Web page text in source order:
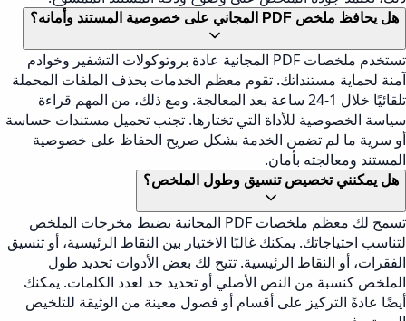
هل يحافظ ملخص PDF المجاني على خصوصية المستند وأمانه؟
تستخدم ملخصات PDF المجانية عادة بروتوكولات التشفير وخوادم
آمنة لحماية مستنداتك. تقوم معظم الخدمات بحذف الملفات المحملة
تلقائيًا خلال 1-24 ساعة بعد المعالجة. ومع ذلك، من المهم قراءة
سياسة الخصوصية للأداة التي تختارها. تجنب تحميل مستندات حساسة
أو سرية ما لم تضمن الخدمة بشكل صريح الحفاظ على خصوصية
المستند ومعالجته بأمان.
هل يمكنني تخصيص تنسيق وطول الملخص؟
تسمح لك معظم ملخصات PDF المجانية بضبط مخرجات الملخص
لتناسب احتياجاتك. يمكنك غالبًا الاختيار بين النقاط الرئيسية، أو تنسيق
الفقرات، أو النقاط الرئيسية. تتيح لك بعض الأدوات تحديد طول
الملخص كنسبة من النص الأصلي أو تحديد حد لعدد الكلمات. يمكنك
أيضًا عادةً التركيز على أقسام أو فصول معينة من الوثيقة للتلخيص